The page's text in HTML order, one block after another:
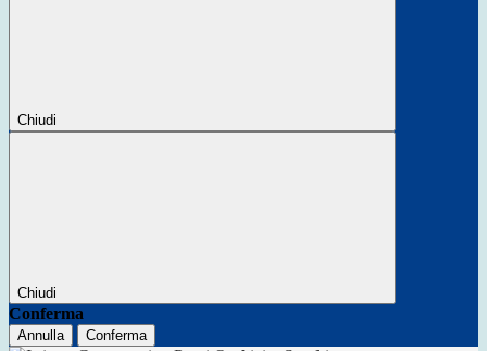
Chiudi
Chiudi
Conferma
Annulla Conferma